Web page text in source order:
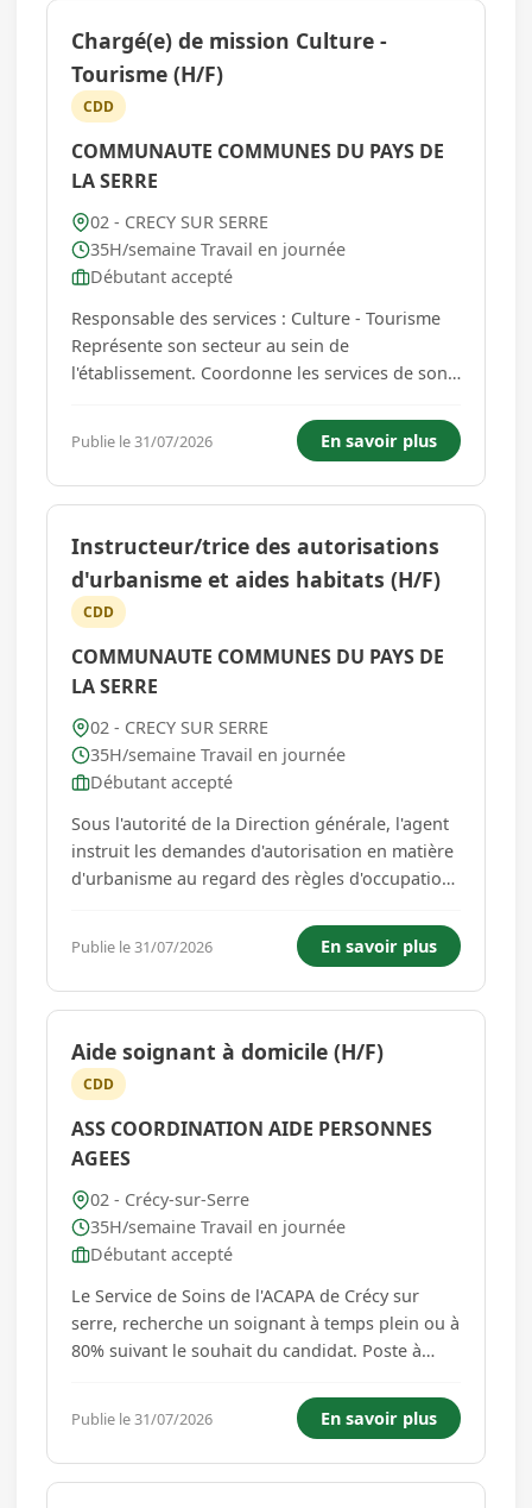
Chargé(e) de mission Culture -
Tourisme (H/F)
CDD
COMMUNAUTE COMMUNES DU PAYS DE
LA SERRE
02 - CRECY SUR SERRE
35H/semaine Travail en journée
Débutant accepté
Responsable des services : Culture - Tourisme
Représente son secteur au sein de
l'établissement. Coordonne les services de son
régule, contrôle et évalue l'activité des services
dans son secteur. L'agent est chargé de
concevoir des stratégies terr...
Publie le 31/07/2026 En savoir plus
Instructeur/trice des autorisations
d'urbanisme et aides habitats (H/F)
CDD
COMMUNAUTE COMMUNES DU PAYS DE
LA SERRE
02 - CRECY SUR SERRE
35H/semaine Travail en journée
Débutant accepté
Sous l'autorité de la Direction générale, l'agent
instruit les demandes d'autorisation en matière
d'urbanisme au regard des règles d'occupation
procéder à la vérification et au contrôle de la
conformité des constructions et des
aménagements...
Publie le 31/07/2026 En savoir plus
Aide soignant à domicile (H/F)
CDD
ASS COORDINATION AIDE PERSONNES
AGEES
02 - Crécy-sur-Serre
35H/semaine Travail en journée
Débutant accepté
Le Service de Soins de l'ACAPA de Crécy sur
serre, recherche un soignant à temps plein ou à
80% suivant le souhait du candidat. Poste à
coupure (2 à 3 par semaine) et 1 week end sur
3. Vous travaillez de 7h à 13h (et lors du soir de
16h à 20h)....
Publie le 31/07/2026 En savoir plus